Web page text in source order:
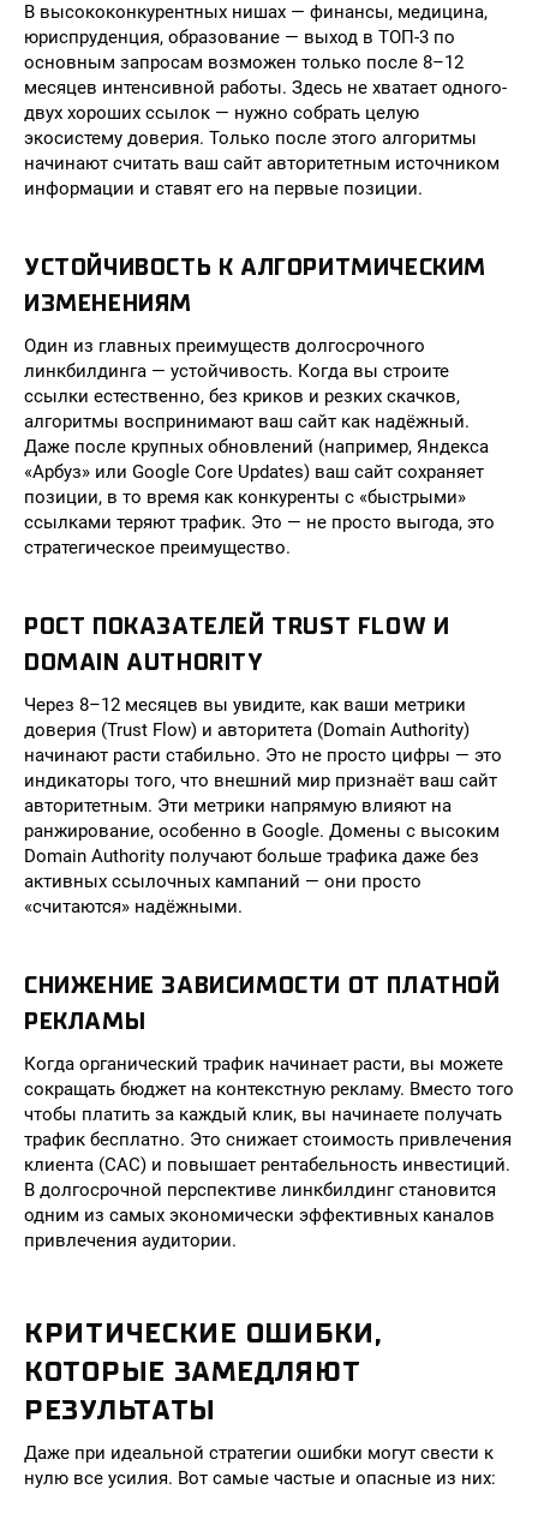
В высококонкурентных нишах — финансы, медицина,
юриспруденция, образование — выход в ТОП-3 по
основным запросам возможен только после 8–12
месяцев интенсивной работы. Здесь не хватает одного-
двух хороших ссылок — нужно собрать целую
экосистему доверия. Только после этого алгоритмы
начинают считать ваш сайт авторитетным источником
информации и ставят его на первые позиции.
УСТОЙЧИВОСТЬ К АЛГОРИТМИЧЕСКИМ
ИЗМЕНЕНИЯМ
Один из главных преимуществ долгосрочного
линкбилдинга — устойчивость. Когда вы строите
ссылки естественно, без криков и резких скачков,
алгоритмы воспринимают ваш сайт как надёжный.
Даже после крупных обновлений (например, Яндекса
«Арбуз» или Google Core Updates) ваш сайт сохраняет
позиции, в то время как конкуренты с «быстрыми»
ссылками теряют трафик. Это — не просто выгода, это
стратегическое преимущество.
РОСТ ПОКАЗАТЕЛЕЙ TRUST FLOW И
DOMAIN AUTHORITY
Через 8–12 месяцев вы увидите, как ваши метрики
доверия (Trust Flow) и авторитета (Domain Authority)
начинают расти стабильно. Это не просто цифры — это
индикаторы того, что внешний мир признаёт ваш сайт
авторитетным. Эти метрики напрямую влияют на
ранжирование, особенно в Google. Домены с высоким
Domain Authority получают больше трафика даже без
активных ссылочных кампаний — они просто
«считаются» надёжными.
СНИЖЕНИЕ ЗАВИСИМОСТИ ОТ ПЛАТНОЙ
РЕКЛАМЫ
Когда органический трафик начинает расти, вы можете
сокращать бюджет на контекстную рекламу. Вместо того
чтобы платить за каждый клик, вы начинаете получать
трафик бесплатно. Это снижает стоимость привлечения
клиента (CAC) и повышает рентабельность инвестиций.
В долгосрочной перспективе линкбилдинг становится
одним из самых экономически эффективных каналов
привлечения аудитории.
КРИТИЧЕСКИЕ ОШИБКИ,
КОТОРЫЕ ЗАМЕДЛЯЮТ
РЕЗУЛЬТАТЫ
Даже при идеальной стратегии ошибки могут свести к
нулю все усилия. Вот самые частые и опасные из них: